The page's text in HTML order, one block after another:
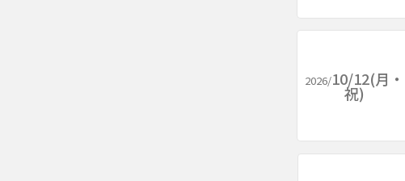
2026/10/12(月・
祝)